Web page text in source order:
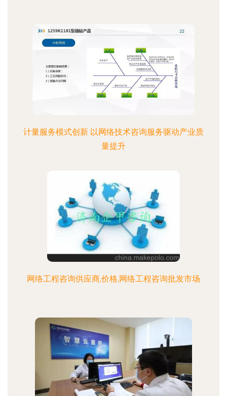
计量服务模式创新 以网络技术咨询服务驱动产业质
量提升
网络工程咨询供应商,价格,网络工程咨询批发市场